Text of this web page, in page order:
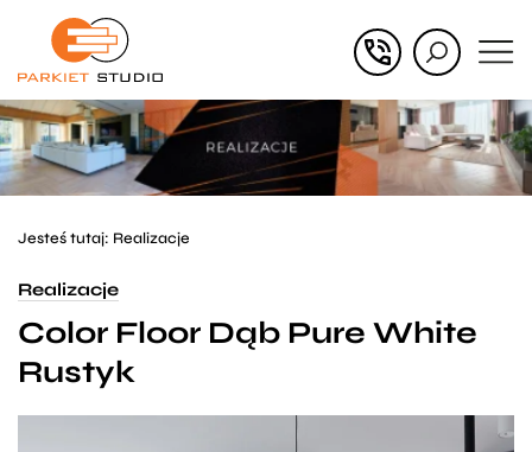
Przejdź
głównego
Przejdź
menu
w
stopce
Jesteś tutaj: Realizacje
Realizacje
Color Floor Dąb Pure White
Rustyk